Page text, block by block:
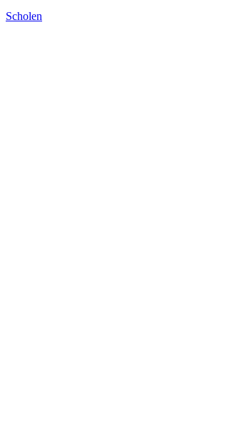
Scholen